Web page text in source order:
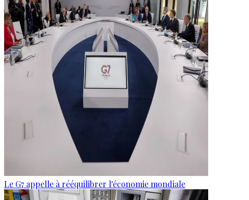
Le G7 appelle à rééquilibrer l'économie mondiale